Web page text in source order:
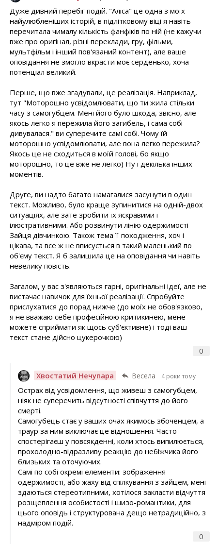
0
Дуже дивний перебіг подій. "Аліса" це одна з моїх
найулюбленіших історій, в підлітковому віці я навіть
перечитала чималу кількість фанфіків по ній (не кажучи
вже про оригінал, різні переклади, гру, фільми,
мультфільм і інший пов'язаний контент), але ваше
оповідання не змогло вкрасти моє серденько, хоча
потенціал великий.
Перше, що вже згадували, це реалізація. Наприклад,
тут "Моторошно усвідомлювати, що ти жила стільки
часу з самогубцем. Мені його було шкода, звісно, але
якось легко я пережила його загибель, і сама собі
дивувалася." ви суперечите самі собі. Чому їй
моторошно усвідомлювати, але вона легко пережила?
Якось це не сходиться в моїй голові, бо якщо
моторошно, то це вже не легко) Ну і декілька інших
моментів.
Друге, ви надто багато намагалися засунути в один
текст. Можливо, було краще зупинитися на одній-двох
ситуаціях, але зате зробити їх яскравими і
ілюстративними. Або розвинути лінію одержимості
Зайця дівчинкою. Також тема її походження, хоч і
цікава, та все ж не вписується в такий маленький по
об'єму текст. Я б залишила це на оповідання чи навіть
невелику повість.
Загалом, у вас з'являються гарні, оригінальні ідеї, але не
вистачає навичок для їхньої реалізації. Спробуйте
прислухатися до порад нижче (до моїх не обов'язково,
я не вважаю себе професійною критикинею, мене
можете сприймати як щось суб'єктивне) і тоді ваш
текст стане дійсно цукерочкою)
Хвостатий Нечупара Весела 4 роки тому
0
Острах від усвідомлення, що живеш з самогубцем,
ніяк не суперечить відсутності співчуття до його
смерті.
Самогубець стає у ваших очах якимось збоченцем, а
траур за ним виключає це відношення. Часто
спостерігаєш у повсякденні, коли хтось випилюється,
прохолодно-відразливу реакцію до небіжчика його
близьких та оточуючих.
Самі по собі окремі елементи: зображення
одержимості, або жаху від спілкування з зайцем, мені
здаються стереотипними, хотілося закласти відчуття
розщеплення особистості і шизо-романтики, для
цього оповідь і структурована дещо нетрадиційно, з
надміром подій.